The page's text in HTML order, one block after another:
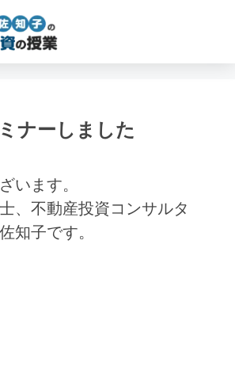
ナーしました
います。
、不動産投資コンサルタ
知子です。